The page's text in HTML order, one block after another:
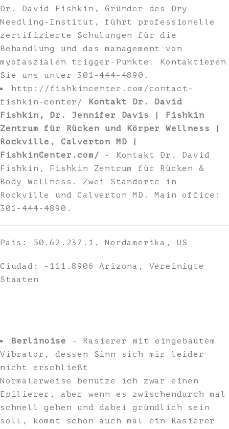
Dr. David Fishkin, Gründer des Dry
Needling-Institut, führt professionelle
zertifizierte Schulungen für die
Behandlung und das management von
myofaszialen trigger-Punkte. Kontaktieren
Sie uns unter 301-444-4890.
http://fishkincenter.com/contact-
fishkin-center/
Kontakt Dr. David
Fishkin, Dr. Jennifer Davis | Fishkin
Zentrum für Rücken und Körper Wellness |
Rockville, Calverton MD |
FishkinCenter.com/ - Kontakt Dr. David
Fishkin, Fishkin Zentrum für Rücken &
Body Wellness. Zwei Standorte in
Rockville und Calverton MD. Main office:
301-444-4890.
País: 50.62.237.1, Nordamerika, US
Ciudad: -111.8906 Arizona, Vereinigte
Staaten
Berlinoise
- Rasierer mit eingebautem
Vibrator, dessen Sinn sich mir leider
nicht erschließt
Normalerweise benutze ich zwar einen
Epilierer, aber wenn es zwischendurch mal
schnell gehen und dabei gründlich sein
soll, kommt schon auch mal ein Rasierer